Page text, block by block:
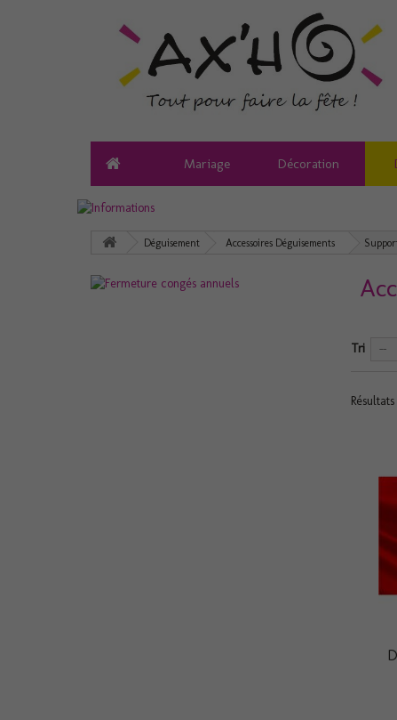
Mariage Décoration
Déguisement Accessoires Déguisements
Tri --